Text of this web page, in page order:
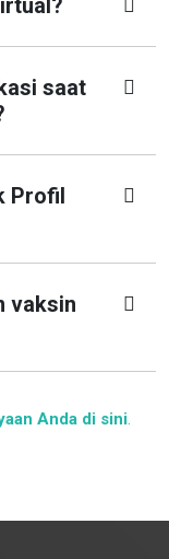
saat
Profil
vaksin
Anda di sini.